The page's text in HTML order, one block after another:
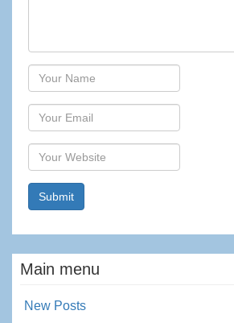
Author
Email
Website
Main menu
New Posts